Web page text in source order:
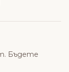
Бъдете